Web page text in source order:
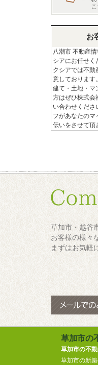
お
八潮市 不動産
シアにお任せく
クシアでは不動
意しておりま
建て・土地・マ
方はぜひ株式会
い合わせくださ
フがあなたのマ
伝いをさせて頂
草加市・越谷
お客様の様々
まずはお気軽
草加市の
草加市の不
草加市の新